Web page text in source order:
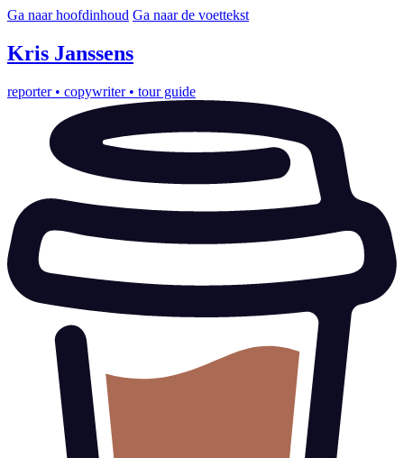
Ga naar hoofdinhoud Ga naar de voettekst
Kris Janssens
reporter • copywriter • tour guide